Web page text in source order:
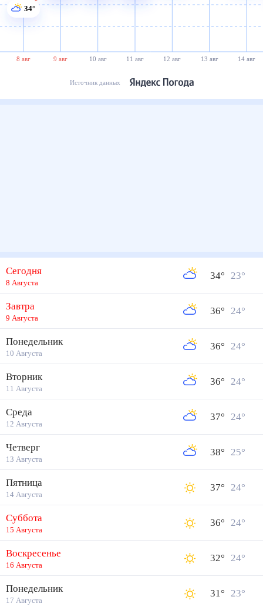
8 авг 9 авг 10 авг 11 авг 12 авг 13 авг 14 авг
34°
Источник данных
Сегодня
8 Августа
34° 23°
Завтра
9 Августа
36° 24°
Понедельник
10 Августа
36° 24°
Вторник
11 Августа
36° 24°
Среда
12 Августа
37° 24°
Четверг
13 Августа
38° 25°
Пятница
14 Августа
37° 24°
Суббота
15 Августа
36° 24°
Воскресенье
16 Августа
32° 24°
Понедельник
17 Августа
31° 23°